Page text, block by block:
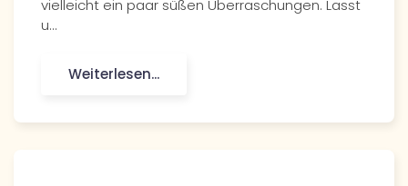
vielleicht ein paar süßen Überraschungen. Lasst
u…
Weiterlesen...